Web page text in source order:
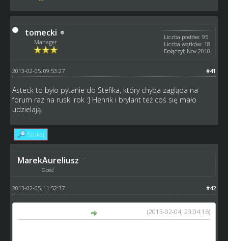
tomecki
Manager
Liczba postów: 95
Liczba wątków: 18
Dołączył: Nov 2010
#41
2013-02-05, 09:53:27
Asteck to było pytanie do Stefika, który chyba zagląda na
forum raz na ruski rok :] Henrik i brylant też coś się mało
udzielają.
Szukaj
MarekAureliusz
Gość
#42
2013-02-05, 11:52:37
(2013-02-04, 23:04:16)